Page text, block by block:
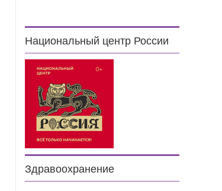
Национальный центр России
Здравоохранение